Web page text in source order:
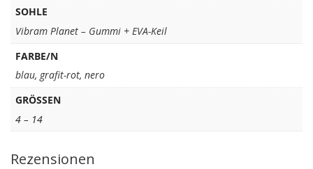
SOHLE
Vibram Planet – Gummi + EVA-Keil
FARBE/N
blau, grafit-rot, nero
GRÖSSEN
4 – 14
Rezensionen